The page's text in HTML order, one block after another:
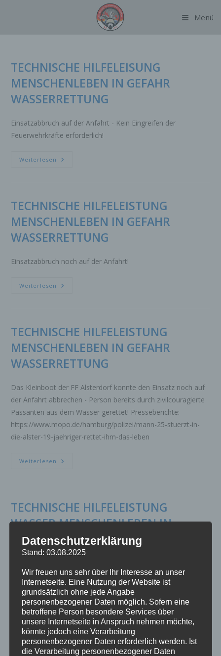
Menü
TECHNISCHE HILFELEISUNG
MENSCHENLEBEN IN GEFAHR
WASSERRETTUNG
Einsatzabbruch auf der Anfahrt - Kein Eingreifen der
Feuerwehrkräfte erforderlich!
Weiterlesen TECHNISCHE
TECHNISCHE HILFELEISTUNG
MENSCHENLEBEN IN GEFAHR
WASSERRETTUNG
Einsatzabbruch noch auf der Anfahrt!
Weiterlesen TECHNISCHE
TECHNISCHE HILFELEISTUNG
MENSCHENLEBEN IN GEFAHR
WASSERRETTUNG
Das Kleinboot der FF Alsterdorf konnte den Einsatz noch auf
der Anfahrt abbrechen - Person bereits durch zivilcouragierte
Passanten aus dem Wasser gerettet! Presseberichte:
https://www.mopo.de/hamburg/polizei/mann-25-stuerzt-in-
die-alster-19-jaehriger-rettet-ihm-das-leben
Weiterlesen TECHNISCHE
TECHNISCHE HILFELEISTUNG
WASSER MENSCHENLEBEN IN
GEFAHR
geborgen und mittels RTW in das Institut für Rechtsmedizin
verbracht! https://www.bild.de/regional/hamburg/hamburg-
aktuell/schreckens-fund-spaziergaenger-sieht-leiche-in-der-
alster-treiben-87080696.bild.html?
t_ref=https%3A%2F%2Fm.bild.de%2Fregional%2Fhamburg%2
Fhamburg-aktuell%2Fschreckens-fund-spaziergaenger-sieht-
leiche-in-der-alster-treiben-87080696.bildMobile.html
Datenschutzerklärung
Stand: 03.08.2025
Wir freuen uns sehr über Ihr Interesse an unser
Internetseite. Eine Nutzung der Website ist
grundsätzlich ohne jede Angabe
personenbezogener Daten möglich. Sofern eine
betroffene Person besondere Services über
unsere Internetseite in Anspruch nehmen möchte,
könnte jedoch eine Verarbeitung
personenbezogener Daten erforderlich werden. Ist
die Verarbeitung personenbezogener Daten